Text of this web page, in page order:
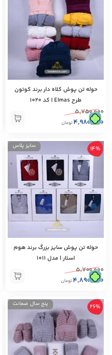
حوله تن پوش کلاه دار برند کوتون‌
طرح Elmas | کد 1020
۵,۷۵۰,۰۰۰
۴,۹۸۰,۰۰۰تومان
سایز پلاس
+
14%
حوله تن پوش سایز بزرگ برند هوم
استار | مدل 1011
۵,۷۰۰,۰۰۰
۴,۸۹۰,۰۰۰تومان
پنج سال ضمانت 26%